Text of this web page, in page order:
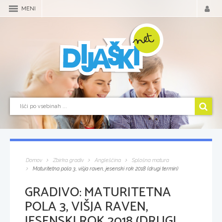
MENI
Domov Zbirka gradiv Angleščina
Splošna matura
Maturitetna pola 3, višja raven, jesenski rok 2018 (drugi termin)
GRADIVO:MATURITETNA
POLA 3, VIŠJA RAVEN,